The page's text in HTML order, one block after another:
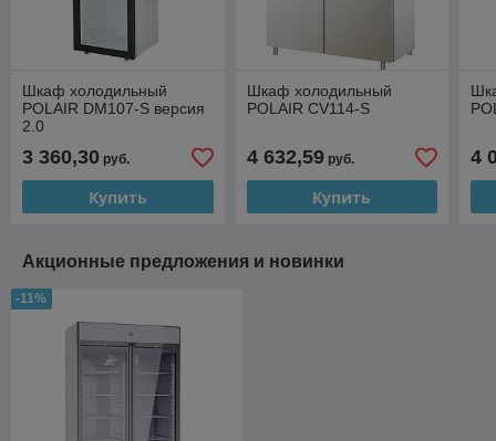
Шкаф холодильный
POLAIR DM107-S версия
2.0
3 360,30 руб.
Купить
Шкаф холодильный
POLAIR CV114-S
4 632,59руб.
Купить
4
Акционные предложения и новинки
-11%